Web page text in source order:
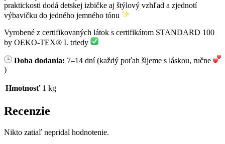
praktickosti dodá detskej izbičke aj štýlový vzhľad a zjednotí
výbavičku do jedného jemného tónu
Vyrobené z certifikovaných látok s certifikátom STANDARD 100
by OEKO-TEX® I. triedy
Doba dodania: 7–14 dní (každý poťah šijeme s láskou, ručne
)
Hmotnosť 1 kg
Recenzie
Nikto zatiaľ nepridal hodnotenie.